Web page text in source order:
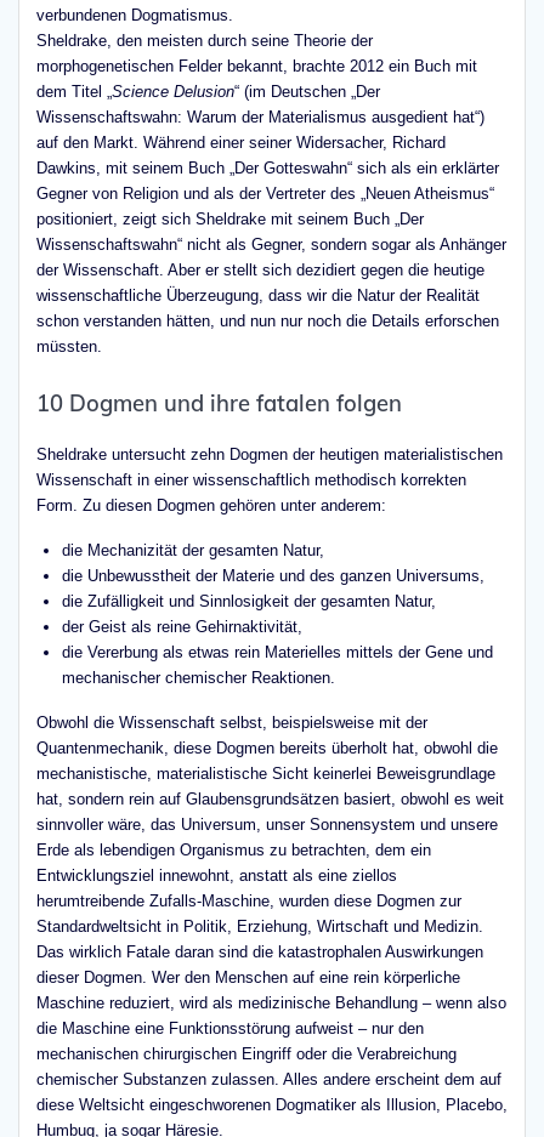
verbundenen Dogmatismus.
Sheldrake, den meisten durch seine Theorie der
morphogenetischen Felder bekannt, brachte 2012 ein Buch mit
dem Titel „ Science Delusion“ (im Deutschen „Der
Wissenschaftswahn: Warum der Materialismus ausgedient hat“)
auf den Markt. Während einer seiner Widersacher, Richard
Dawkins, mit seinem Buch „Der Gotteswahn“ sich als ein erklärter
Gegner von Religion und als der Vertreter des „Neuen Atheismus“
positioniert, zeigt sich Sheldrake mit seinem Buch „Der
Wissenschaftswahn“ nicht als Gegner, sondern sogar als Anhänger
der Wissenschaft. Aber er stellt sich dezidiert gegen die heutige
wissenschaftliche Überzeugung, dass wir die Natur der Realität
schon verstanden hätten, und nun nur noch die Details erforschen
müssten.
10 Dogmen und ihre fatalen folgen
Sheldrake untersucht zehn Dogmen der heutigen materialistischen
Wissenschaft in einer wissenschaftlich methodisch korrekten
Form. Zu diesen Dogmen gehören unter anderem:
die Mechanizität der gesamten Natur,
die Unbewusstheit der Materie und des ganzen Universums,
die Zufälligkeit und Sinnlosigkeit der gesamten Natur,
der Geist als reine Gehirnaktivität,
die Vererbung als etwas rein Materielles mittels der Gene und
mechanischer chemischer Reaktionen.
Obwohl die Wissenschaft selbst, beispielsweise mit der
Quantenmechanik, diese Dogmen bereits überholt hat, obwohl die
mechanistische, materialistische Sicht keinerlei Beweisgrundlage
hat, sondern rein auf Glaubensgrundsätzen basiert, obwohl es weit
sinnvoller wäre, das Universum, unser Sonnensystem und unsere
Erde als lebendigen Organismus zu betrachten, dem ein
Entwicklungsziel innewohnt, anstatt als eine ziellos
herumtreibende Zufalls-Maschine, wurden diese Dogmen zur
Standardweltsicht in Politik, Erziehung, Wirtschaft und Medizin.
Das wirklich Fatale daran sind die katastrophalen Auswirkungen
dieser Dogmen. Wer den Menschen auf eine rein körperliche
Maschine reduziert, wird als medizinische Behandlung – wenn also
die Maschine eine Funktionsstörung aufweist – nur den
mechanischen chirurgischen Eingriff oder die Verabreichung
chemischer Substanzen zulassen. Alles andere erscheint dem auf
diese Weltsicht eingeschworenen Dogmatiker als Illusion, Placebo,
Humbug, ja sogar Häresie.